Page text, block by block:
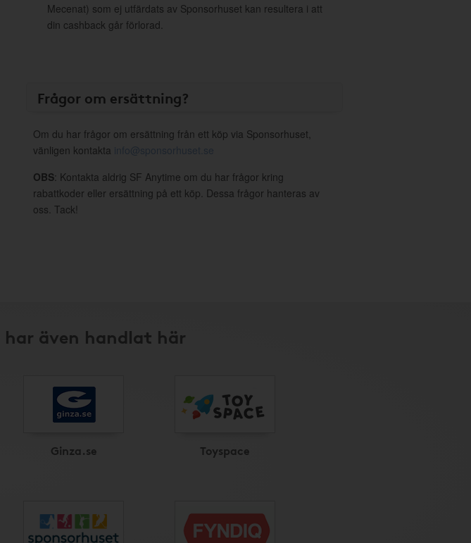
Mecenat) som ej utfärdats av Sponsorhuset kan resultera i att
din cashback går förlorad.
Frågor om ersättning?
Om du har frågor om ersättning från ett köp via Sponsorhuset,
vänligen kontakta info@sponsorhuset.se
OBS: Kontakta aldrig SF Anytime om du har frågor kring
rabattkoder eller ersättning på ett köp. Dessa frågor hanteras av
oss. Tack!
även handlat här
Ginza.se Toyspace